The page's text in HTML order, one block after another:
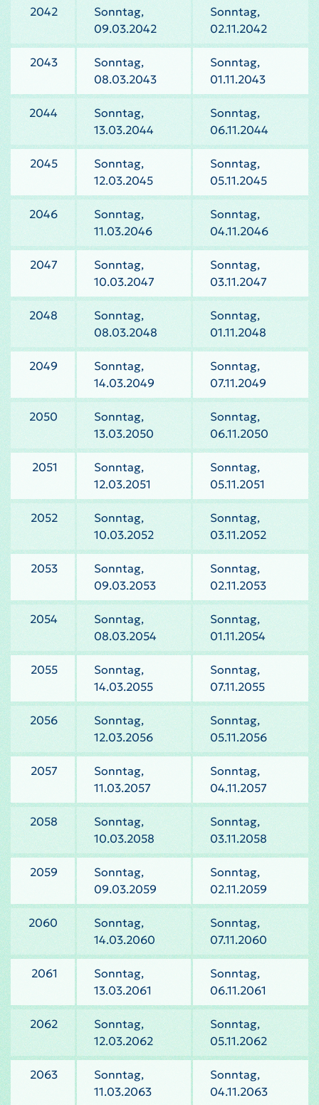
2042
Sonntag,
09.03.2042
Sonntag,
02.11.2042
2043
Sonntag,
08.03.2043
Sonntag,
01.11.2043
2044
Sonntag,
13.03.2044
Sonntag,
06.11.2044
2045
Sonntag,
12.03.2045
Sonntag,
05.11.2045
2046
Sonntag,
11.03.2046
Sonntag,
04.11.2046
2047
Sonntag,
10.03.2047
Sonntag,
03.11.2047
2048
Sonntag,
08.03.2048
Sonntag,
01.11.2048
2049
Sonntag,
14.03.2049
Sonntag,
07.11.2049
2050
Sonntag,
13.03.2050
Sonntag,
06.11.2050
2051
Sonntag,
12.03.2051
Sonntag,
05.11.2051
2052
Sonntag,
10.03.2052
Sonntag,
03.11.2052
2053
Sonntag,
09.03.2053
Sonntag,
02.11.2053
2054
Sonntag,
08.03.2054
Sonntag,
01.11.2054
2055
Sonntag,
14.03.2055
Sonntag,
07.11.2055
2056
Sonntag,
12.03.2056
Sonntag,
05.11.2056
2057
Sonntag,
11.03.2057
Sonntag,
04.11.2057
2058
Sonntag,
10.03.2058
Sonntag,
03.11.2058
2059
Sonntag,
09.03.2059
Sonntag,
02.11.2059
2060
Sonntag,
14.03.2060
Sonntag,
07.11.2060
2061
Sonntag,
13.03.2061
Sonntag,
06.11.2061
2062
Sonntag,
12.03.2062
Sonntag,
05.11.2062
2063
Sonntag,
11.03.2063
Sonntag,
04.11.2063